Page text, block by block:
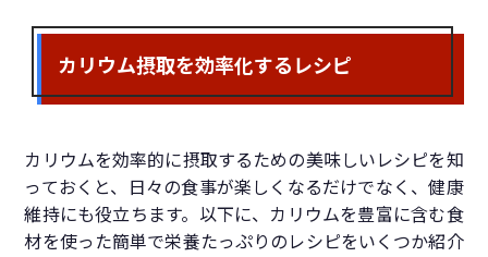
カリウム摂取を効率化するレシピ
カリウムを効率的に摂取するための美味しいレシピを知
っておくと、日々の食事が楽しくなるだけでなく、健康
維持にも役立ちます。以下に、カリウムを豊富に含む食
材を使った簡単で栄養たっぷりのレシピをいくつか紹介